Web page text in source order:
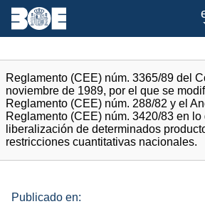
Reglamento (CEE) núm. 3365/89 del
noviembre de 1989, por el que se
Reglamento (CEE) núm. 288/82 y el
Reglamento (CEE) núm. 3420/83 en lo
liberalización de determinados
restricciones cuantitativas nacionales.
Publicado en: